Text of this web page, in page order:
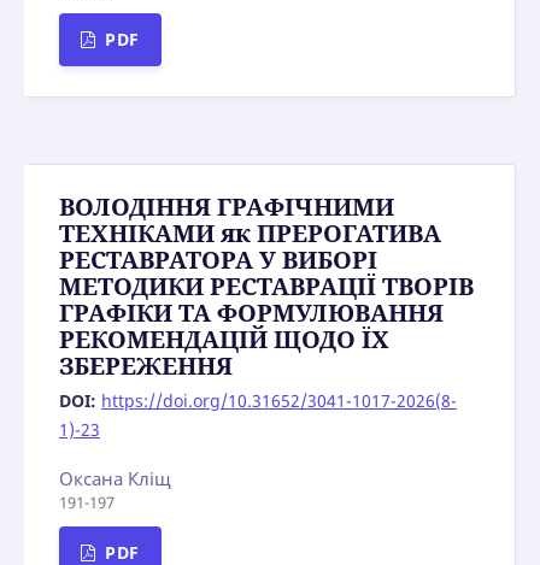
PDF
ВОЛОДІННЯ ГРАФІЧНИМИ
ТЕХНІКАМИ як ПРЕРОГАТИВА
РЕСТАВРАТОРА У ВИБОРІ
МЕТОДИКИ РЕСТАВРАЦІЇ TBOPIB
ГРАФІКИ TA ФОРМУЛЮВАННЯ
РЕКОМЕНДАЦІЙ ЩОДО ЇХ
ЗБЕРЕЖЕННЯ
DOI: https://doi.org/10.31652/3041-1017-2026(8-
1)-23
Оксана Кліщ
191-197
PDF